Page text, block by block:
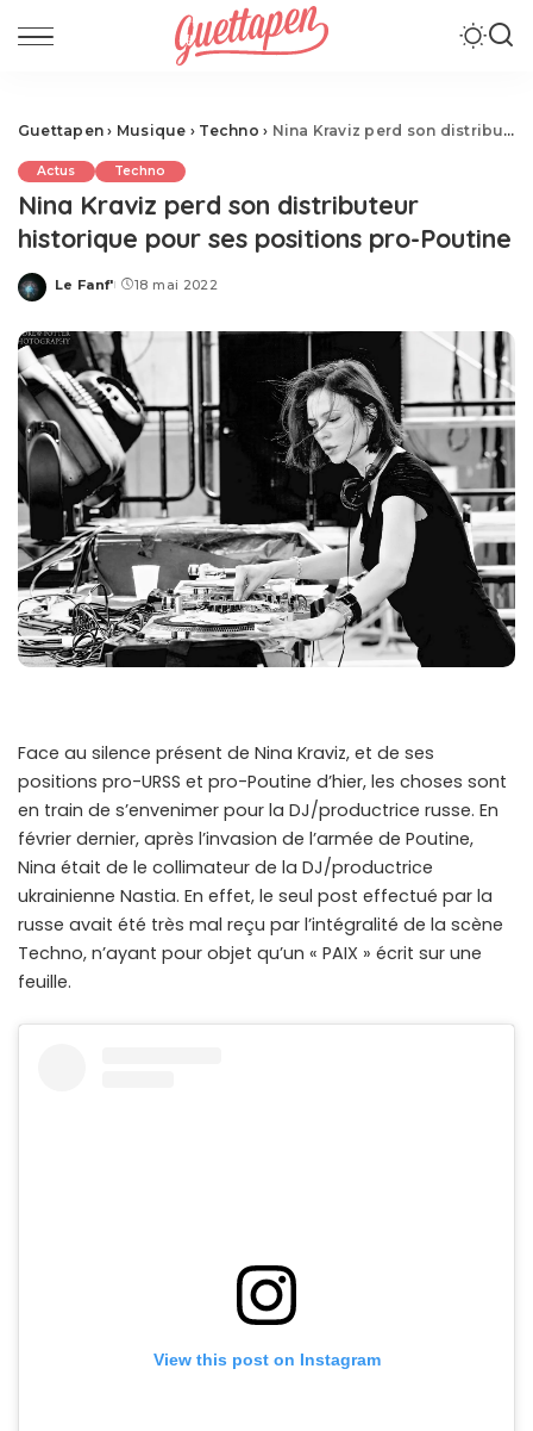
Guettapen › Musique › Techno › Nina Kraviz perd son distributeur historique pour ses positions pro-Poutine
Actus Techno
Nina Kraviz perd son distributeur
historique pour ses positions pro-Poutine
Posted
Le Fanf' 18 mai 2022
Face au silence présent de Nina Kraviz, et de ses
positions pro-URSS et pro-Poutine d’hier, les choses sont
en train de s’envenimer pour la DJ/productrice russe. En
février dernier, après l’invasion de l’armée de Poutine,
Nina était de le collimateur de la DJ/productrice
ukrainienne Nastia. En effet, le seul post effectué par la
russe avait été très mal reçu par l’intégralité de la scène
Techno, n’ayant pour objet qu’un « PAIX » écrit sur une
feuille.
View this post on Instagram